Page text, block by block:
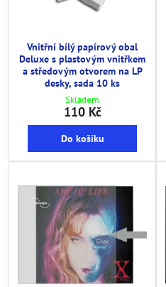
Vnitřní bílý papírový obal
Deluxe s plastovým vnitřkem
a středovým otvorem na LP
desky, sada 10 ks
Skladem
110 Kč
Do košíku